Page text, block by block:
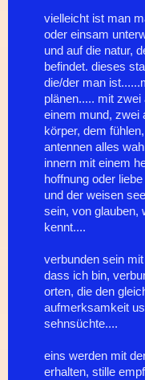
vielleicht ist man
oder einsam
und auf die natur,
befindet. dieses
die/der man
plänen..... mit
einem mund, zwei
körper, dem
antennen alles
innern mit einem
hoffnung oder
und der weisen
sein, von glauben,
kennt....
verbunden sein
dass ich bin,
orten, die den
aufmerksamkeit
sehnsüchte....
eins werden mit
erhalten, stille